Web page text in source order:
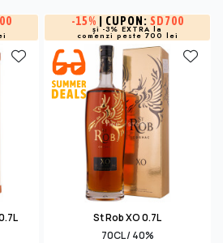
-15% | CUPON: SD700
și -3% EXTRA la
comenzi peste 700 lei
St Rob XO 0.7L
70CL / 40%